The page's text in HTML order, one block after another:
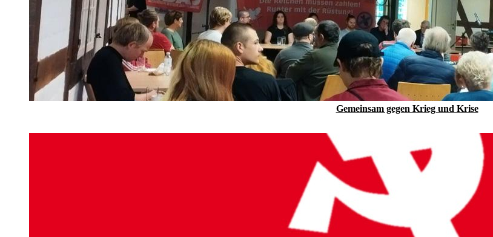
Gemeinsam gegen Krieg und Krise